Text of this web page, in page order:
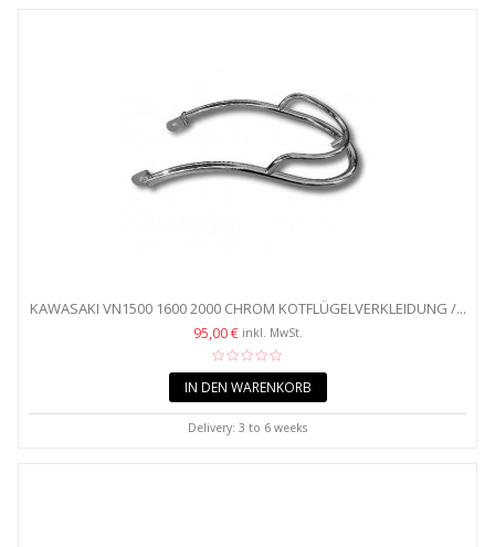
KAWASAKI VN1500 1600 2000 CHROM KOTFLÜGELVERKLEIDUNG /...
95,00 € inkl. MwSt.
IN DEN WARENKORB
Delivery: 3 to 6 weeks